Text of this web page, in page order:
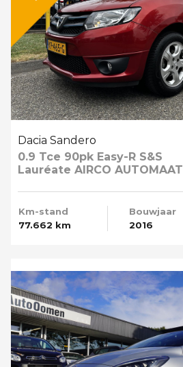
Dacia Sandero
0.9 Tce 90pk Easy-R S&S
Lauréate AIRCO AUTOMAAT
Km-stand
77.662 km
Bouwjaar
2016